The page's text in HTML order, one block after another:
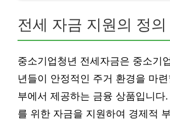
전세 자금 지원의 정의
중소기업청년 전세자금은 중소기
년들이 안정적인 주거 환경을 마
부에서 제공하는 금융 상품입니다
를 위한 자금을 지원하여 경제적